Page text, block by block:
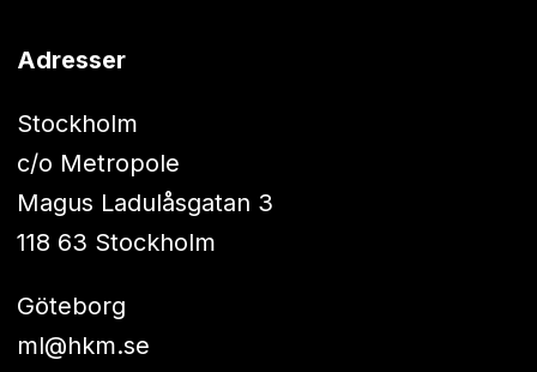
Adresser
Stockholm
c/o Metropole
Magus Ladulåsgatan 3
118 63 Stockholm
Göteborg
ml@hkm.se